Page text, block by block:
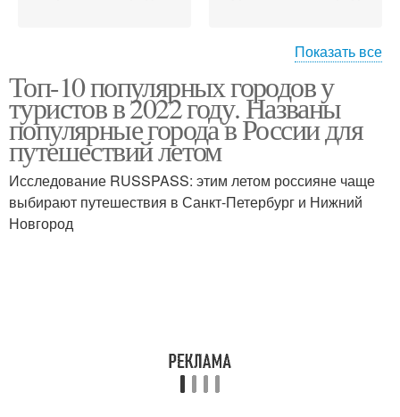
Популярный город Город в мире
Показать все
Топ-10 популярных городов у
туристов в 2022 году. Названы
популярные города в России для
путешествий летом
Исследование RUSSPASS: этим летом россияне чаще
выбирают путешествия в Санкт-Петербург и Нижний
Новгород